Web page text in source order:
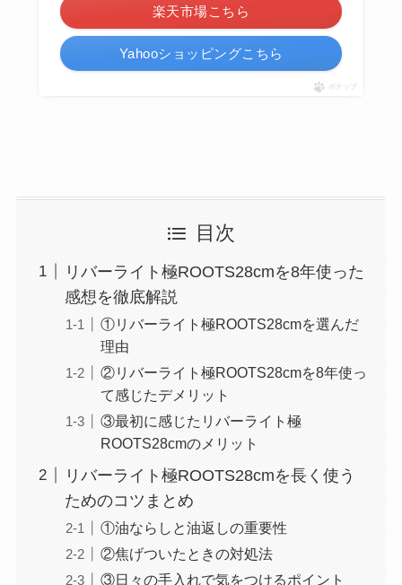
楽天市場こちら
Yahooショッピングこちら
ポチップ
目次
リバーライト極ROOTS28cmを8年使った
感想を徹底解説
①リバーライト極ROOTS28cmを選んだ
理由
②リバーライト極ROOTS28cmを8年使っ
て感じたデメリット
③最初に感じたリバーライト極
ROOTS28cmのメリット
リバーライト極ROOTS28cmを長く使う
ためのコツまとめ
①油ならしと油返しの重要性
②焦げついたときの対処法
③日々の手入れで気をつけるポイント